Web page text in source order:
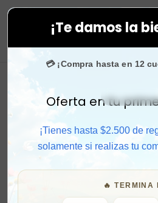
¡Te damos la
💳 ¡Compra hasta en 12
Activar
Oferta en tu
¡Tienes hasta $2.500 de
solamente si realizas tu
🔥 TERMINA
rápido y aprovecha. 💙